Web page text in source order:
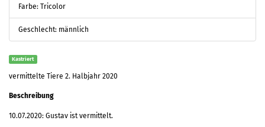
Farbe: Tricolor
Geschlecht: männlich
Kastriert
vermittelte Tiere 2. Halbjahr 2020
Beschreibung
10.07.2020: Gustav ist vermittelt.